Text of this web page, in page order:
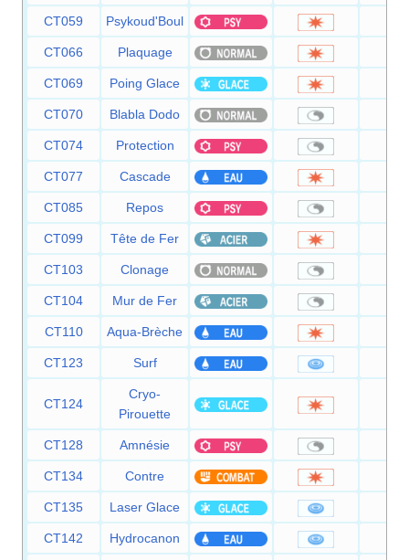
CT059 Psykoud'Boul
CT066 Plaquage
CT069 Poing Glace
CT070 Blabla Dodo
CT074 Protection
CT077 Cascade
CT085 Repos
CT099 Tête de Fer
CT103 Clonage
CT104 Mur de Fer
CT110 Aqua-Brèche
CT123 Surf
CT124
Cryo-
Pirouette
CT128 Amnésie
CT134 Contre
CT135 Laser Glace
CT142 Hydrocanon